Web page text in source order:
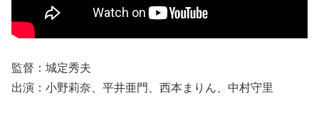
監督：城定秀夫
出演：小野莉奈、平井亜門、西本まりん、中村守里